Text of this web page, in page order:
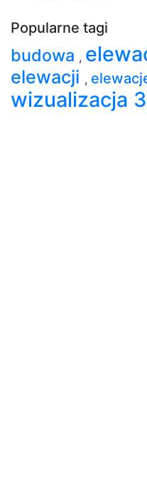
Popularne tagi
budowa ,
elewacji ,
wizualizacja